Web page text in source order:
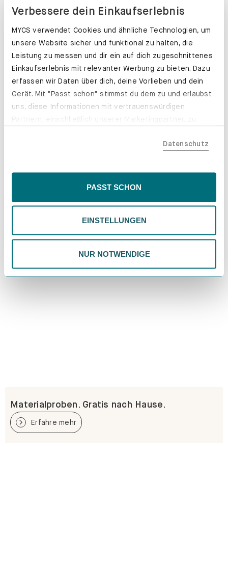
Verbessere dein Einkaufserlebnis
MYCS verwendet Cookies und ähnliche Technologien, um
unsere Website sicher und funktional zu halten, die
Leistung zu messen und dir ein auf dich zugeschnittenes
Einkaufserlebnis mit relevanter Werbung zu bieten. Dazu
erfassen wir Daten über dich, deine Vorlieben und dein
Gerät. Mit "Passt schon" stimmst du dem zu und erlaubst
uns, diese Informationen mit vertrauenswürdigen
der EU, beispielsweise in den USA, verarbeitet werden
Inhalte eingeschränkt sein könnten. Wähle
deiner Präferenzen. Du kannst deine Wahl jederzeit
ändern. Weitere Informationen findest du in unserer
Datenschutzrichtlinie.
Datenschutz
PASST SCHON
EINSTELLUNGEN
NUR NOTWENDIGE
Materialproben. Gratis nach Hause.
Erfahre mehr